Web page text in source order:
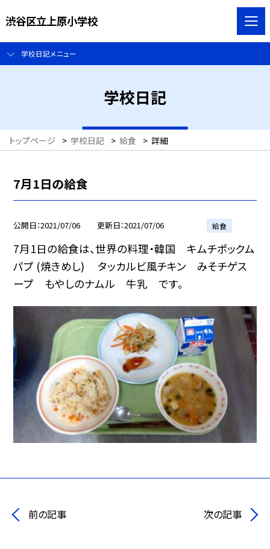
渋谷区立上原小学校
学校日記メニュー
学校日記
トップページ > 学校日記 > 給食 > 詳細
7月1日の給食
公開日 2021/07/06 更新日 2021/07/06 給食
7月1日の給食は、世界の料理・韓国 キムチポックム
パプ (焼きめし) タッカルビ風チキン みそチゲス
ープ もやしのナムル 牛乳 です。
前の記事 次の記事